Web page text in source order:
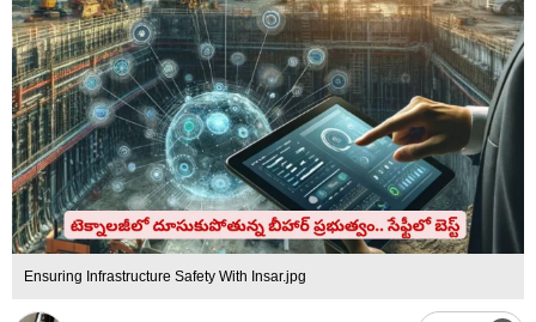
Ensuring Infrastructure Safety With Insar.jpg